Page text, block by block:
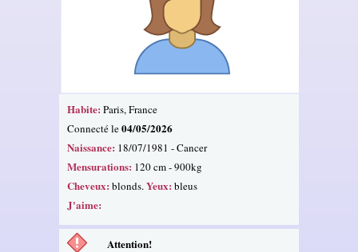
Habite: Paris, France
Connecté le04/05/2026
Naissance: 18/07/1981 - Cancer
Mensurations: 120 cm - 900kg
Cheveux: blonds.Yeux: bleus
J'aime:
Attention!